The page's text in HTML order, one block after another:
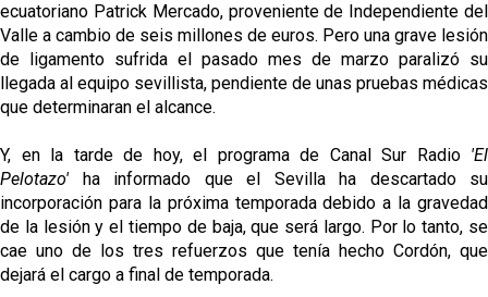
ecuatoriano Patrick Mercado, proveniente de Independiente del
Valle a cambio de seis millones de euros. Pero una grave lesión
de ligamento sufrida el pasado mes de marzo paralizó su
llegada al equipo sevillista, pendiente de unas pruebas médicas
que determinaran el alcance.
Y, en la tarde de hoy, el programa de Canal Sur Radio 'El
Pelotazo'
ha informado que el Sevilla ha descartado su
incorporación para la próxima temporada debido a la gravedad
de la lesión y el tiempo de baja, que será largo. Por lo tanto, se
cae uno de los tres refuerzos que tenía hecho Cordón, que
dejará el cargo a final de temporada.